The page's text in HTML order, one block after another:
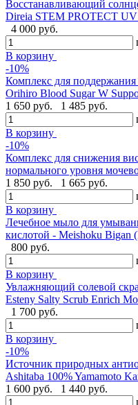
Восстанавливающий
Direia STEM PROTECT
4 000 руб.
В корзину
-10%
Комплекс для поддержания
Orihiro Blood Sugar W
1 650 руб.
1 485 руб.
В корзину
-10%
Комплекс для снижения
нормального уровня
1 850 руб.
1 665 руб.
В корзину
Лечебное мыло для
кислотой - Meishoku Bigan
800 руб.
В корзину
Увлажняющий солевой
Esteny Salty Scrub Enrich
1 700 руб.
В корзину
-10%
Источник природных
Ashitaba 100% Yamamoto
1 600 руб.
1 440 руб.